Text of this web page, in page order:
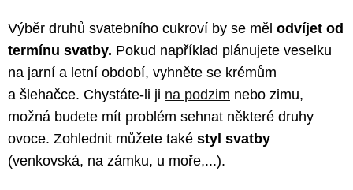
Výběr druhů svatebního cukroví by se měl odvíjet od
termínu svatby. Pokud například plánujete veselku
na jarní a letní období, vyhněte se krémům
a šlehačce. Chystáte-li ji na podzim nebo zimu,
možná budete mít problém sehnat některé druhy
ovoce. Zohlednit můžete také styl svatby
(venkovská, na zámku, u moře,...).